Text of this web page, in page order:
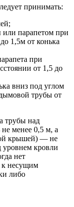
принимать:
или парапетом при
1,5м от конька
при
от 1,5 до
вниз под углом
трубы от
трубы над
менее 0,5 м, а
крышей) — не
кровли
нет
к несущим
либо